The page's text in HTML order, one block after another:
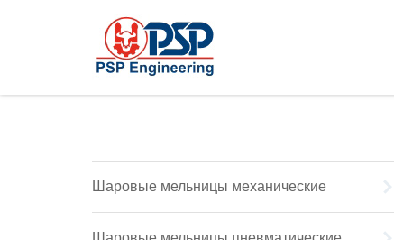
Шаровые мельницы механические